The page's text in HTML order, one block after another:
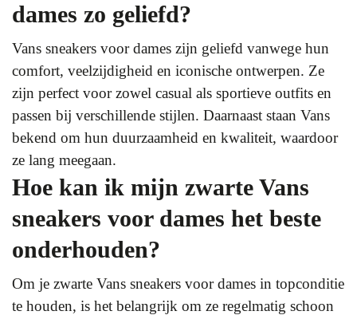
dames zo geliefd?
Vans sneakers voor dames zijn geliefd vanwege hun
comfort, veelzijdigheid en iconische ontwerpen. Ze
zijn perfect voor zowel casual als sportieve outfits en
passen bij verschillende stijlen. Daarnaast staan Vans
bekend om hun duurzaamheid en kwaliteit, waardoor
ze lang meegaan.
Hoe kan ik mijn zwarte Vans
sneakers voor dames het beste
onderhouden?
Om je zwarte Vans sneakers voor dames in topconditie
te houden, is het belangrijk om ze regelmatig schoon